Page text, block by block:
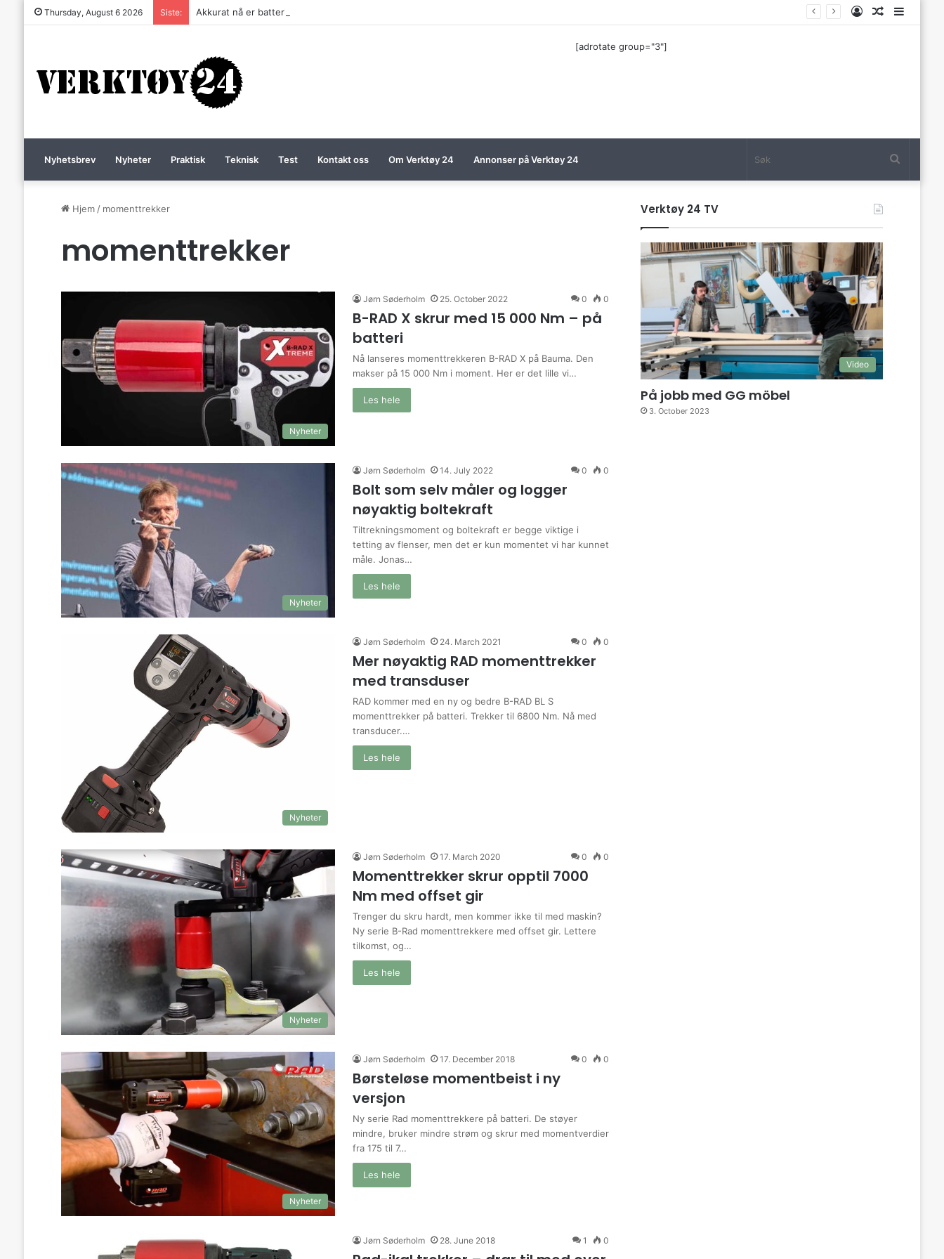
Thursday, August 6 2026 Siste: Akkurat nå er batteri-bordsaga til Festool billigere Sidebar
Tilfeldig
Log
[adrotate group="3"]
Nyhetsbrev Nyheter Praktisk Teknisk Test Kontakt oss Om Verktøy 24 Annonser på Verktøy 24
Hjem / momenttrekker
momenttrekker
Nyheter
Jørn Søderholm 25. October 2022 0 0
B-RAD X skrur med 15 000 Nm – på
batteri
Nå lanseres momenttrekkeren B-RAD X på Bauma. Den
makser på 15 000 Nm i moment. Her er det lille vi…
Les hele
Nyheter
Jørn Søderholm 14. July 2022 0 0
Bolt som selv måler og logger
nøyaktig boltekraft
Tiltrekningsmoment og boltekraft er begge viktige i
tetting av flenser, men det er kun momentet vi har kunnet
måle. Jonas…
Les hele
Nyheter
Jørn Søderholm 24. March 2021 0 0
Mer nøyaktig RAD momenttrekker
med transduser
RAD kommer med en ny og bedre B-RAD BL S
momenttrekker på batteri. Trekker til 6800 Nm. Nå med
transducer.…
Les hele
Nyheter
Jørn Søderholm 17. March 2020 0 0
Momenttrekker skrur opptil 7000
Nm med offset gir
Trenger du skru hardt, men kommer ikke til med maskin?
Ny serie B-Rad momenttrekkere med offset gir. Lettere
tilkomst, og…
Les hele
Nyheter
Jørn Søderholm 17. December 2018 0 0
Børsteløse momentbeist i ny
versjon
Ny serie Rad momenttrekkere på batteri. De støyer
mindre, bruker mindre strøm og skrur med momentverdier
fra 175 til 7…
Les hele
Jørn Søderholm 28. June 2018 1 0
Verktøy 24 TV
Video
På jobb med GG möbel
3. October 2023